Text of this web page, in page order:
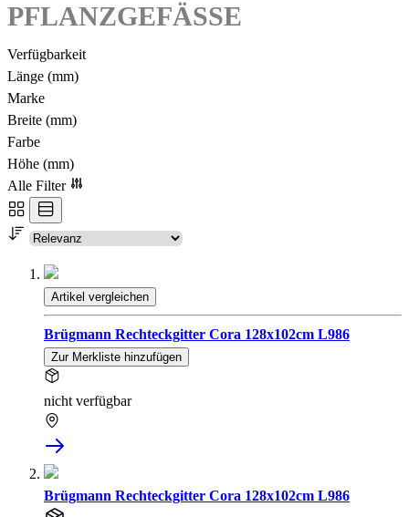
PFLANZGEFÄSSE
Verfügbarkeit
Länge (mm)
Marke
Breite (mm)
Farbe
Höhe (mm)
Alle Filter
Artikel vergleichen
Brügmann Rechteckgitter Cora 128x102cm L986
Zur Merkliste hinzufügen
nicht verfügbar
Brügmann Rechteckgitter Cora 128x102cm L986